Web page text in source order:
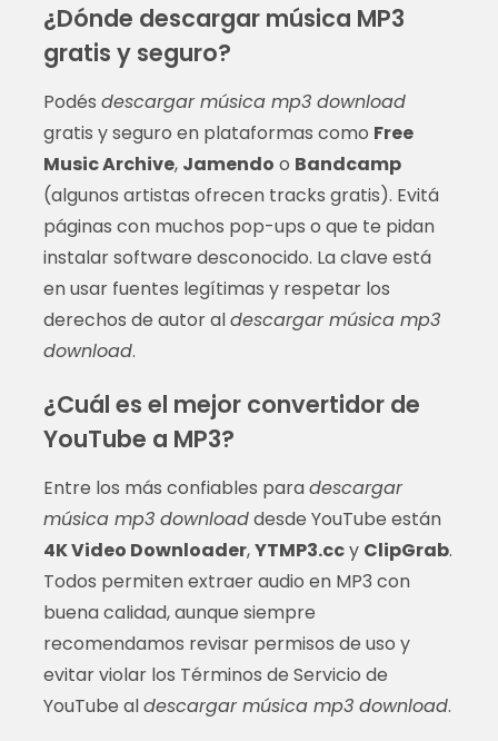
¿Dónde descargar música MP3
gratis y seguro?
Podés descargar música mp3 download
gratis y seguro en plataformas como Free
Music Archive, Jamendo o Bandcamp
(algunos artistas ofrecen tracks gratis). Evitá
páginas con muchos pop-ups o que te pidan
instalar software desconocido. La clave está
en usar fuentes legítimas y respetar los
derechos de autor aldescargar música mp3
download.
¿Cuál es el mejor convertidor de
YouTube a MP3?
Entre los más confiables paradescargar
música mp3 downloaddesde YouTube están
4K Video Downloader,YTMP3.ccy ClipGrab.
Todos permiten extraer audio en MP3 con
buena calidad, aunque siempre
recomendamos revisar permisos de uso y
evitar violar los Términos de Servicio de
YouTube aldescargar música mp3 download.